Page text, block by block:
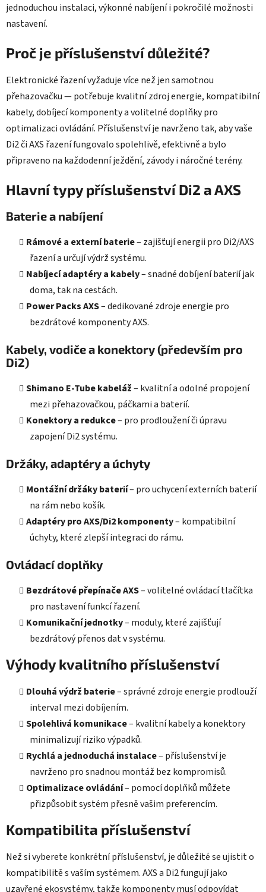
jednoduchou instalaci, výkonné nabíjení i pokročilé možnosti
nastavení.
Proč je příslušenství důležité?
Elektronické řazení vyžaduje více než jen samotnou
přehazovačku — potřebuje kvalitní zdroj energie, kompatibilní
kabely, dobíjecí komponenty a volitelné doplňky pro
optimalizaci ovládání. Příslušenství je navrženo tak, aby vaše
Di2 či AXS řazení fungovalo spolehlivě, efektivně a bylo
připraveno na každodenní ježdění, závody i náročné terény.
Hlavní typy příslušenství Di2 a AXS
Baterie a nabíjení
Rámové a externí baterie– zajišťují energii pro Di2/AXS
řazení a určují výdrž systému.
Nabíjecí adaptéry a kabely– snadné dobíjení baterií jak
doma, tak na cestách.
Power Packs AXS– dedikované zdroje energie pro
bezdrátové komponenty AXS.
Kabely, vodiče a konektory (především pro
Di2)
Shimano E-Tube kabeláž– kvalitní a odolné propojení
mezi přehazovačkou, páčkami a baterií.
Konektory a redukce– pro prodloužení či úpravu
zapojení Di2 systému.
Držáky, adaptéry a úchyty
Montážní držáky baterií– pro uchycení externích baterií
na rám nebo košík.
Adaptéry pro AXS/Di2 komponenty– kompatibilní
úchyty, které zlepší integraci do rámu.
Ovládací doplňky
Bezdrátové přepínače AXS– volitelné ovládací tlačítka
pro nastavení funkcí řazení.
Komunikační jednotky– moduly, které zajišťují
bezdrátový přenos dat v systému.
Výhody kvalitního příslušenství
Dlouhá výdrž baterie– správné zdroje energie prodlouží
interval mezi dobíjením.
Spolehlivá komunikace– kvalitní kabely a konektory
minimalizují riziko výpadků.
Rychlá a jednoduchá instalace– příslušenství je
navrženo pro snadnou montáž bez kompromisů.
Optimalizace ovládání– pomocí doplňků můžete
přizpůsobit systém přesně vašim preferencím.
Kompatibilita příslušenství
Než si vyberete konkrétní příslušenství, je důležité se ujistit o
kompatibilitě s vaším systémem. AXS a Di2 fungují jako
uzavřené ekosystémy, takže komponenty musí odpovídat